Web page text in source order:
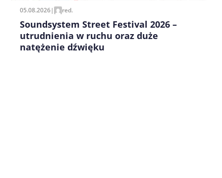
05.08.2026| red.
Soundsystem Street Festival 2026 –
utrudnienia w ruchu oraz duże
natężenie dźwięku